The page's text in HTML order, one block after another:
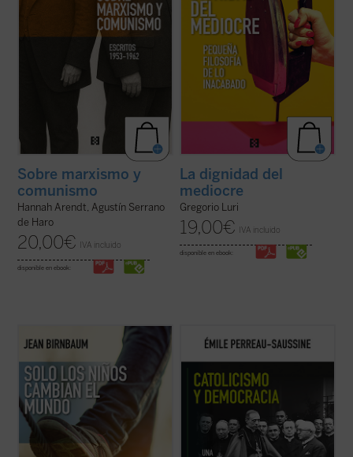
Sobre marxismo y
comunismo
Hannah Arendt, Agustín Serrano
de Haro
20,00€ IVA incluido
disponible en ebook:
La dignidad del
mediocre
Gregorio Luri
19,00€ IVA incluido
disponible en ebook:
Birnbaum retoma, tras El coraje del matiz
el pulso de la política y la introspección con
una pregunta aparentemente sencilla: ¿qué
sucede cuando llega un hijo al mundo?
Desde Rosa Luxemburgo hasta Hannah
Arendt, pasando por Roland ...
Catolicismo y democracia
evolución del pensamiento político católico
Iglesia respondió a la democracia liberal,
un sistema para el que no ...(ver ficha)